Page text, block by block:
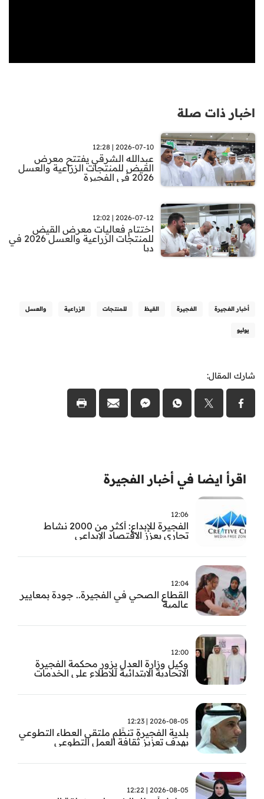
اخبار ذات صلة
2026-07-10 | 12:28
عبدالله الشرقي يفتتح معرض
القيض للمنتجات الزراعية والعسل
2026 في الفجيرة
2026-07-12 | 12:02
اختتام فعاليات معرض القيض
للمنتجات الزراعية والعسل 2026 في
دبا
أخبار الفجيرة الفجيرة القيظ للمنتجات الزراعية والعسل
يوليو
شارك المقال:
اقرأ ايضا في أخبار الفجيرة
12:06
الفجيرة للإبداع: أكثر من 2000 نشاط
تجاري يعزز الاقتصاد الإبداعي
12:04
القطاع الصحي في الفجيرة.. جودة بمعايير
عالمية
12:00
وكيل وزارة العدل يزور محكمة الفجيرة
الاتحادية الابتدائية للاطلاع على الخدمات
2026-08-05 | 12:23
بلدية الفجيرة تنظّم ملتقى العطاء التطوعي
بهدف تعزيز ثقافة العمل التطوعي
2026-08-05 | 12:22